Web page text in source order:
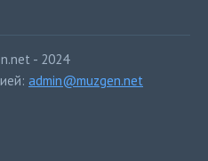
- 2024
admin@muzgen.net